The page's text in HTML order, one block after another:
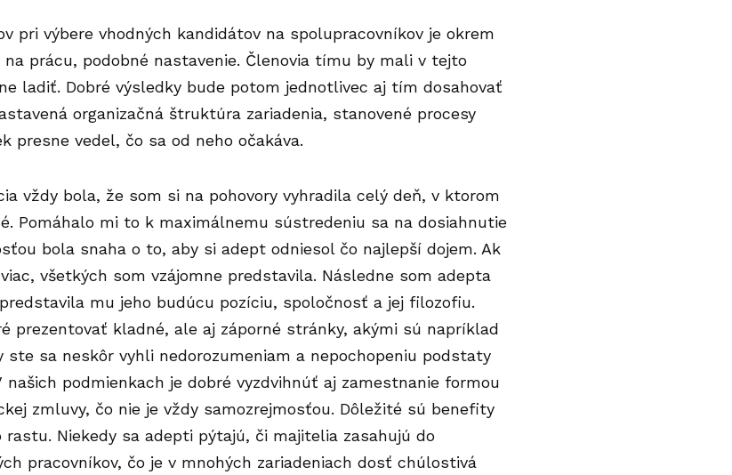
pri výbere vhodných kandidátov na spolupracovníkov je okrem
na prácu, podobné nastavenie. Členovia tímu by mali v tejto
ladiť. Dobré výsledky bude potom jednotlivec aj tím dosahovať
organizačná štruktúra zariadenia, stanovené procesy
presne vedel, čo sa od neho očakáva.
vždy bola, že som si na pohovory vyhradila celý deň, v ktorom
Pomáhalo mi to k maximálnemu sústredeniu sa na dosiahnutie
bola snaha o to, aby si adept odniesol čo najlepší dojem. Ak
všetkých som vzájomne predstavila. Následne som adepta
mu jeho budúcu pozíciu, spoločnosť a jej filozofiu.
prezentovať kladné, ale aj záporné stránky, akými sú napríklad
ste sa neskôr vyhli nedorozumeniam a nepochopeniu podstaty
našich podmienkach je dobré vyzdvihnúť aj zamestnanie formou
zmluvy, čo nie je vždy samozrejmosťou. Dôležité sú benefity
Niekedy sa adepti pýtajú, či majitelia zasahujú do
pracovníkov, čo je v mnohých zariadeniach dosť chúlostivá